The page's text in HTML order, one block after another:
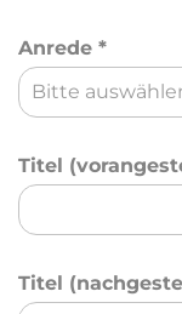
Anrede *
Bitte
Titel
Titel